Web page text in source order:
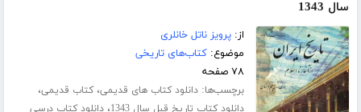
سال 1343
از:پرویز ناتل خانلری
موضوع:کتاب‌های تاریخی
۷۸ صفحه
برچسب‌ها:دانلود کتاب های قدیمی،کتاب قدیمی،
دانلود کتاب تاریخ قبل سال 1343 ،دانلود کتاب درسی